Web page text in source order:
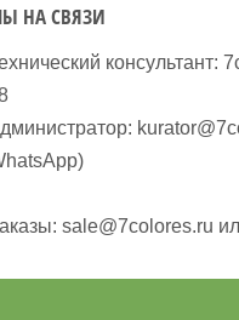
НА СВЯЗИ
консультант:
)
sale@7colores.ru